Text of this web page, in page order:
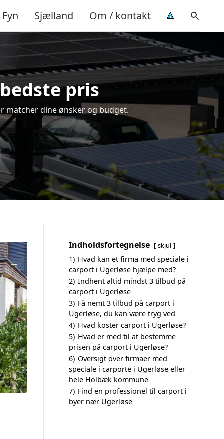
Fyn Sjælland Om / kontakt
pris
matcher dine ønsker og budget.
Indholdsfortegnelse skjul
1) Hvad kan et firma med speciale i
carport i Ugerløse hjælpe med?
2) Indhent altid mindst 3 tilbud på
carport i Ugerløse
3) Få nemt 3 tilbud på carport i
Ugerløse, du kan være tryg ved
4) Hvad koster carport i Ugerløse?
5) Hvad er med til at bestemme
prisen på carport i Ugerløse?
6) Oversigt over firmaer med
speciale i carporte i Ugerløse eller
hele Holbæk kommune
7) Find en professionel til carport i
byer nær Ugerløse